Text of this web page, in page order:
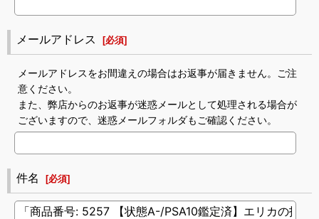
メールアドレス [必須]
メールアドレスをお間違えの場合はお返事が届きません。ご注
意ください。
また、弊店からのお返事が迷惑メールとして処理される場合が
ございますので、迷惑メールフォルダもご確認ください。
件名 [必須]